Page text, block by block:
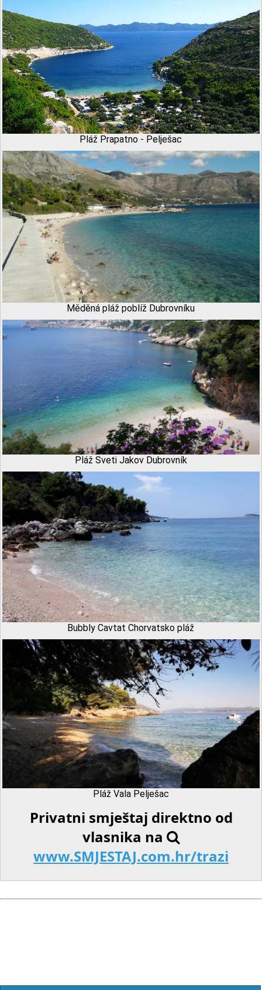
Pláž Prapatno - Pelješac
Měděná pláž poblíž Dubrovníku
Pláž Sveti Jakov Dubrovník
Bubbly Cavtat Chorvatsko pláž
Pláž Vala Pelješac
Privatni smještaj direktno od
vlasnika na
www.SMJESTAJ.com.hr/trazi